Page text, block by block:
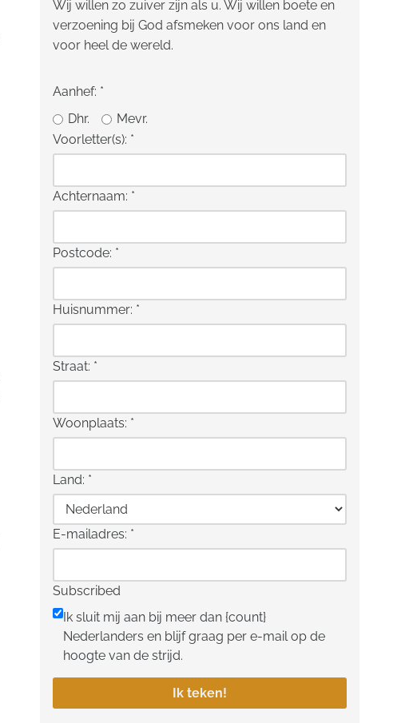
Wij willen zo zuiver zijn als u. Wij willen boete en
verzoening bij God afsmeken voor ons land en
voor heel de wereld.
Aanhef: *
Dhr.
Mevr.
Voorletter(s): *
Achternaam: *
Postcode: *
Huisnummer: *
Straat: *
Woonplaats: *
Land: *
E-mailadres: *
Subscribed
Ik sluit mij aan bij meer dan {count}
Nederlanders en blijf graag per e-mail op de
hoogte van de strijd.
Ik teken!